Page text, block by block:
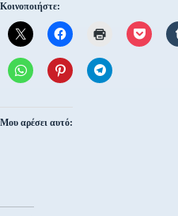
Κοινοποιήστε:
Μου αρέσει αυτό: